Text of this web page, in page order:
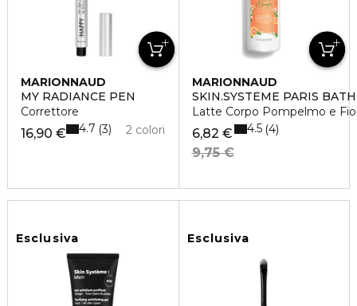
MARIONNAUD
MY RADIANCE PEN
Correttore
16,90 € 2 colori
4.7 3
MARIONNAUD
SKIN.SYSTÈME PARIS
Latte Corpo Pompelmo e
6,82 €
9,75 €
4.5 4
Esclusiva Esclusiva